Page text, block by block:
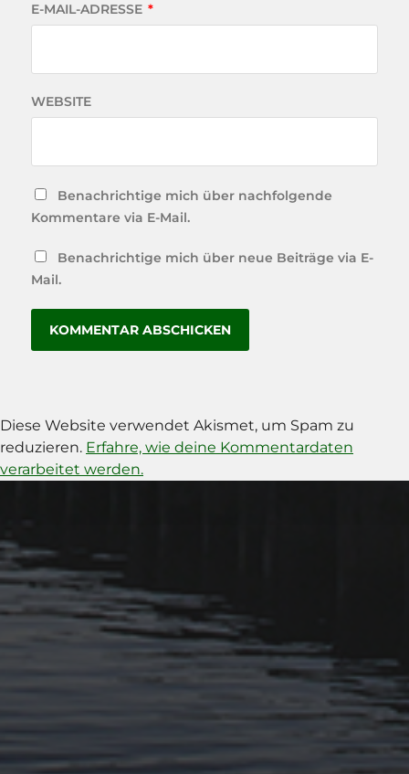
E-MAIL-ADRESSE *
WEBSITE
Benachrichtige mich über nachfolgende
Kommentare via E-Mail.
Benachrichtige mich über neue Beiträge via E-
Mail.
Diese Website verwendet Akismet, um Spam zu
reduzieren. Erfahre, wie deine Kommentardaten
verarbeitet werden.